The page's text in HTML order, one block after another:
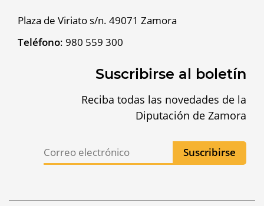
Plaza de Viriato s/n. 49071 Zamora
Teléfono: 980 559 300
Suscribirse al boletín
Reciba todas las novedades de la
Diputación de Zamora